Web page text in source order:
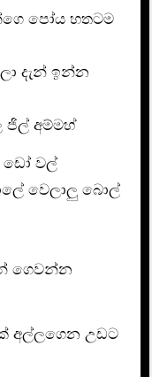
පෝය හතටම
දැන් ඉන්න
අම්මහ්
ඩෝ වල්
වෙලාලු බොල්
ගෙවන්න
අල්ලගෙන උඩට